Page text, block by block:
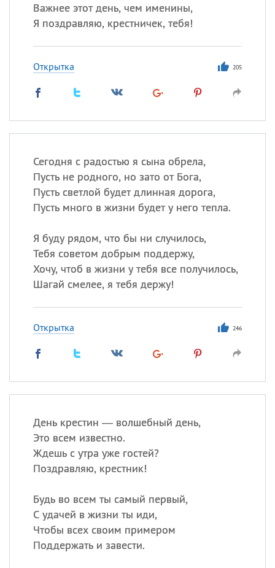
Важнее этот день, чем именины,
Я поздравляю, крестничек, тебя!
Открытка 205
Сегодня с радостью я сына обрела,
Пусть не родного, но зато от Бога,
Пусть светлой будет длинная дорога,
Пусть много в жизни будет у него тепла.
Я буду рядом, что бы ни случилось,
Тебя советом добрым поддержу,
Хочу, чтоб в жизни у тебя все получилось,
Шагай смелее, я тебя держу!
Открытка 246
День крестин — волшебный день,
Это всем известно.
Ждешь с утра уже гостей?
Поздравляю, крестник!
Будь во всем ты самый первый,
С удачей в жизни ты иди,
Чтобы всех своим примером
Поддержать и завести.
Александр,
Посмотреть значение